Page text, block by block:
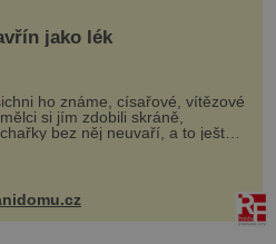
jako lék
ho známe, císařové, vítězové
si jím zdobili skráně,
bez něj neuvaří, a to ještě
že bobkový list může výrazně
některé naše neduhy.
v malém množství ně...